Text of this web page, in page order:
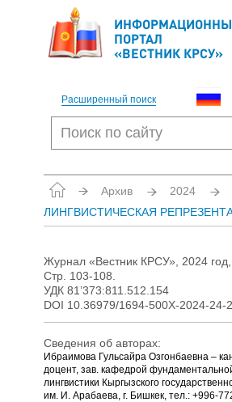
ПОРТАЛ
«ВЕСТНИК КРСУ»
Расширенный поиск
Архив 2024
ЛИНГВИСТИЧЕСКАЯ
Журнал «Вестник КРСУ», 2024
Стр. 103-108.
УДК 81’373:811.512.154
DOI 10.36979/1694-500X-2024-24-
Сведения об авторах:
Ибраимова Гульсайра Озгонбаевна –
доцент, зав. кафедрой
лингвистики Кыргызского
им. И. Арабаева, г. Бишкек, тел.: +996-